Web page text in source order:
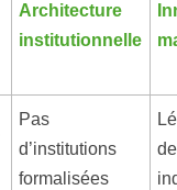
Architecture
institutionnelle
Pas
d’institutions
formalisées